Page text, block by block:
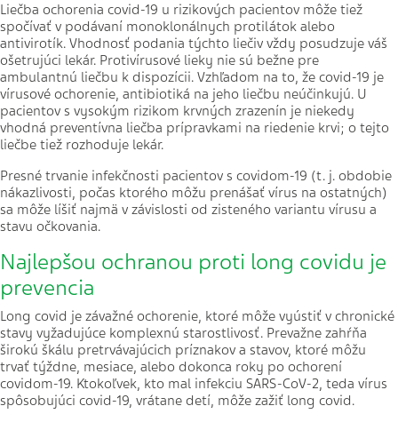
Liečba ochorenia covid-19 u rizikových pacientov môže tiež
spočívať v podávaní monoklonálnych protilátok alebo
antivirotík. Vhodnosť podania týchto liečiv vždy posudzuje váš
ošetrujúci lekár. Protivírusové lieky nie sú bežne pre
ambulantnú liečbu k dispozícii. Vzhľadom na to, že covid-19 je
vírusové ochorenie, antibiotiká na jeho liečbu neúčinkujú. U
pacientov s vysokým rizikom krvných zrazenín je niekedy
vhodná preventívna liečba prípravkami na riedenie krvi; o tejto
liečbe tiež rozhoduje lekár.
Presné trvanie infekčnosti pacientov s covidom-19 (t. j. obdobie
nákazlivosti, počas ktorého môžu prenášať vírus na ostatných)
sa môže líšiť najmä v závislosti od zisteného variantu vírusu a
stavu očkovania.
Najlepšou ochranou proti long covidu je
prevencia
Long covid je závažné ochorenie, ktoré môže vyústiť v chronické
stavy vyžadujúce komplexnú starostlivosť. Prevažne zahŕňa
širokú škálu pretrvávajúcich príznakov a stavov, ktoré môžu
trvať týždne, mesiace, alebo dokonca roky po ochorení
covidom-19. Ktokoľvek, kto mal infekciu SARS-CoV-2, teda vírus
spôsobujúci covid-19, vrátane detí, môže zažiť long covid.